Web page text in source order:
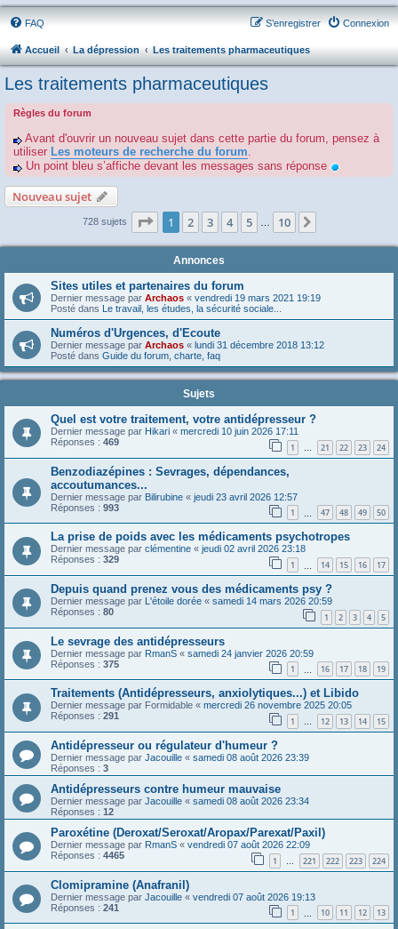
FAQ Connexion
S’enregistrer
Accueil La dépression Les traitements pharmaceutiques
Les traitements pharmaceutiques
Règles du forum
Avant d'ouvrir un nouveau sujet dans cette partie du forum, pensez à
utiliser Les moteurs de recherche du forum.
Un point bleu s’affiche devant les messages sans réponse
Nouveau sujet
728 sujets Page 1sur10
1 2 3 4 5 10
Annonces
Sites utiles et partenaires du forum
Dernier message par Archaos « vendredi 19 mars 2021 19:19
Posté dans Le travail, les études, la sécurité sociale...
Numéros d'Urgences, d'Ecoute
Dernier message par Archaos « lundi 31 décembre 2018 13:12
Posté dans Guide du forum, charte, faq
Sujets
Quel est votre traitement, votre antidépresseur ?
Dernier message par Hikari « mercredi 10 juin 2026 17:11
Réponses : 469 1 … 21 22 23 24
Benzodiazépines : Sevrages, dépendances,
accoutumances...
Dernier message par Bilirubine « jeudi 23 avril 2026 12:57
Réponses : 993 1 47 48 49 50
La prise de poids avec les médicaments psychotropes
Dernier message par clémentine « jeudi 02 avril 2026 23:18
Réponses : 329 1 14 15 16 17
Depuis quand prenez vous des médicaments psy ?
Dernier message par L'étoile dorée « samedi 14 mars 2026 20:59
Réponses : 80 1 2 3 4 5
Le sevrage des antidépresseurs
Dernier message par RmanS « samedi 24 janvier 2026 20:59
Réponses : 375 1 16 17 18 19
Traitements (Antidépresseurs, anxiolytiques...) et Libido
Dernier message par Formidable « mercredi 26 novembre 2025 20:05
Réponses : 291 1 … 12 13 14 15
Antidépresseur ou régulateur d'humeur ?
Dernier message par Jacouille « samedi 08 août 2026 23:39
Réponses : 3
Antidépresseurs contre humeur mauvaise
Dernier message par Jacouille « samedi 08 août 2026 23:34
Réponses : 12
Paroxétine (Deroxat/Seroxat/Aropax/Parexat/Paxil)
Dernier message par RmanS « vendredi 07 août 2026 22:09
Réponses : 4465 1 … 221 222 223 224
Clomipramine (Anafranil)
Dernier message par Jacouille « vendredi 07 août 2026 19:13
Réponses : 241 1 10 11 12 13